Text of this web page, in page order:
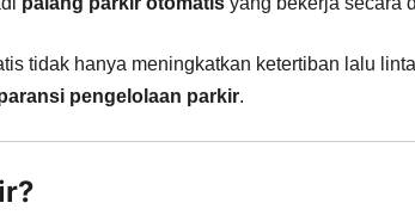
tidak hanya meningkatkan ketertiban lalu
pengelolaan parkir.